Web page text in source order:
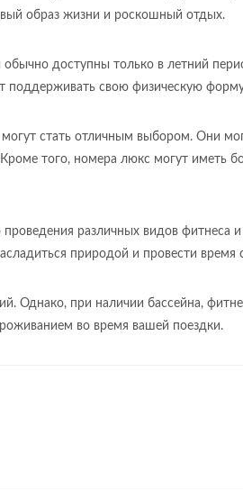
образ жизни и роскошный отдых.
доступны только в летний
поддерживать свою физическую
стать отличным выбором. Они
того, номера люкс могут иметь
различных видов фитнеса
природой и провести время
Однако, при наличии бассейна,
во время вашей поездки.